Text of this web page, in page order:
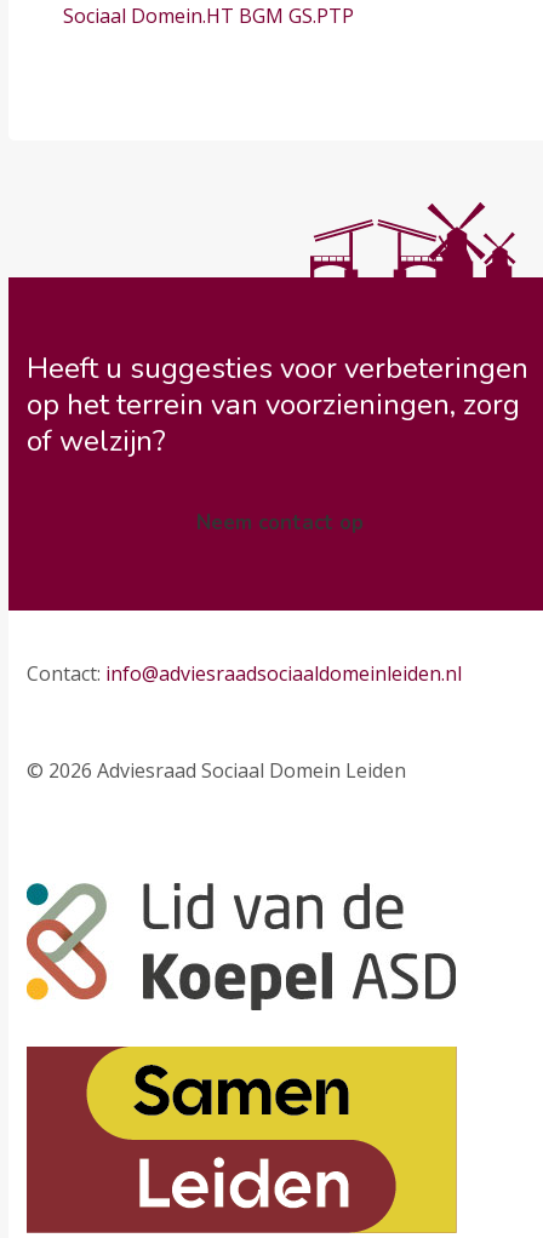
Sociaal Domein.HT BGM GS.PTP
Heeft u suggesties voor verbeteringen
op het terrein van voorzieningen, zorg
of welzijn?
Neem contact op
Contact: info@adviesraadsociaaldomeinleiden.nl
© 2026 Adviesraad Sociaal Domein Leiden